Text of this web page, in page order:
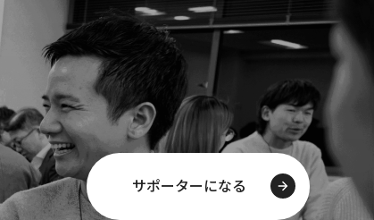
サポーターになる